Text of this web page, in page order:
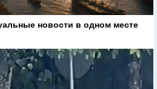
новости в одном месте